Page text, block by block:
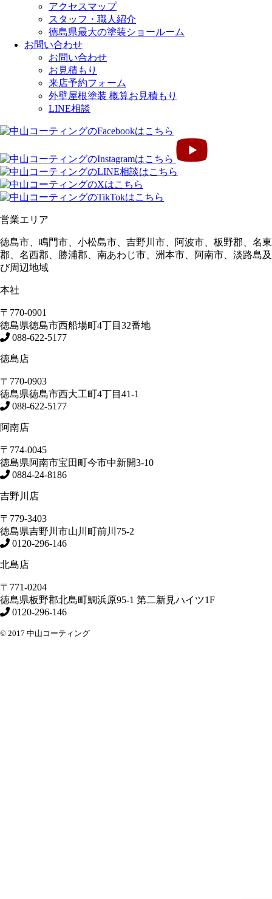
アクセスマップ
スタッフ・職人紹介
徳島県最大の塗装ショールーム
お問い合わせ
お問い合わせ
お見積もり
来店予約フォーム
外壁屋根塗装 概算お見積もり
LINE相談
営業エリア
徳島市、鳴門市、小松島市、吉野川市、阿波市、板野郡、名東
郡、名西郡、勝浦郡、南あわじ市、洲本市、阿南市、淡路島及
び周辺地域
本社
〒770-0901
徳島県徳島市西船場町4丁目32番地
088-622-5177
徳島店
〒770-0903
徳島県徳島市西大工町4丁目41-1
088-622-5177
阿南店
〒774-0045
徳島県阿南市宝田町今市中新開3-10
0884-24-8186
吉野川店
〒779-3403
徳島県吉野川市山川町前川75-2
0120-296-146
北島店
〒771-0204
徳島県板野郡北島町鯛浜原95-1 第二新見ハイツ1F
0120-296-146
© 2017 中山コーティング